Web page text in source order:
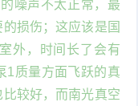
噪声不太正常，最
损伤；这应该是国
外，时间长了会有
1质量方面飞跃的真
较好，而南光真空